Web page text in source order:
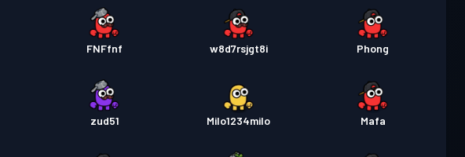
FNFfnf w8d7rsjgt8i Phong
zud51 Milo1234milo Mafa